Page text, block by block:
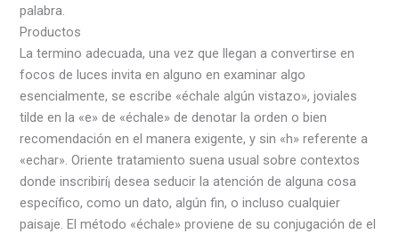
palabra.
Productos
La termino adecuada, una vez que llegan a convertirse en
focos de luces invita en alguno en examinar algo
esencialmente, se escribe «échale algún vistazo», joviales
tilde en la «e» de «échale» de denotar la orden o bien
recomendación en el manera exigente, y sin «h» referente a
«echar». Oriente tratamiento suena usual sobre contextos
donde inscribirí¡ desea seducir la atención de alguna cosa
específico, como un dato, algún fin, o incluso cualquier
paisaje. El método «échale» proviene de su conjugación de el